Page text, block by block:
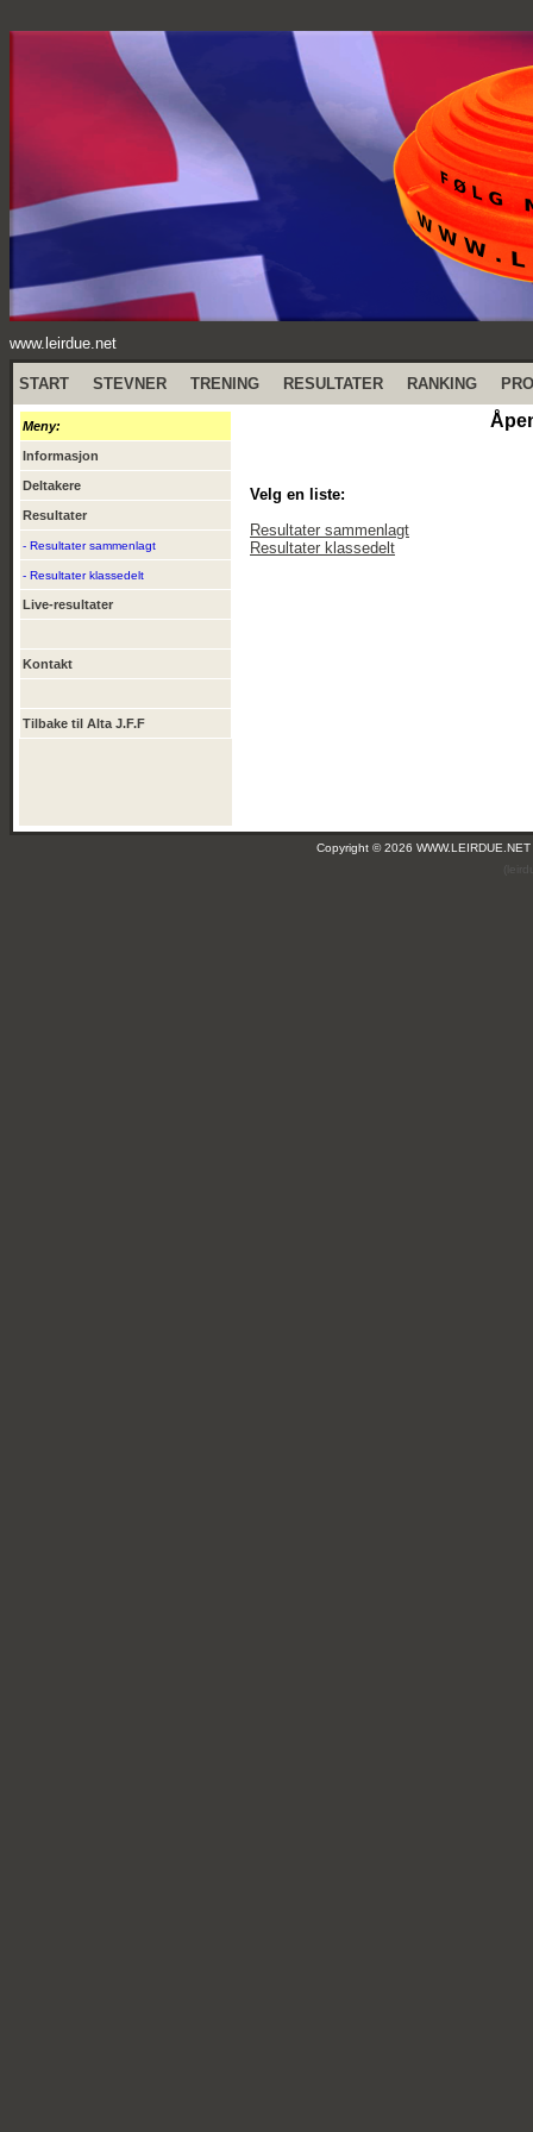
www.leirdue.net
START STEVNER TRENING RESULTATER RANKING
Meny:
Informasjon
Deltakere
Resultater
- Resultater sammenlagt
- Resultater klassedelt
Live-resultater
Kontakt
Tilbake til Alta J.F.F
Velg en liste:
Resultater sammenlagt
Resultater klassedelt
Copyright © 2026